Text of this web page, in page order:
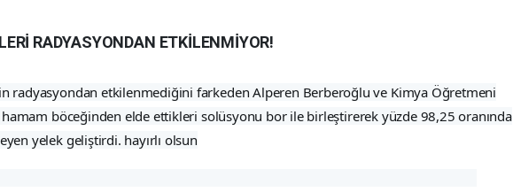
RADYASYONDAN ETKİLENMİYOR!
radyasyondan etkilenmediğini farkeden Alperen Berberoğlu ve Kimya Öğretmeni
hamam böceğinden elde ettikleri solüsyonu bor ile birleştirerek yüzde 98,25 oranında
yelek geliştirdi. hayırlı olsun